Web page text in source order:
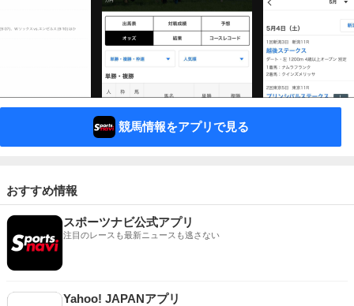
競馬情報をアプリで見る
おすすめ情報
スポーツナビ公式アプリ
注目のレースも最新ニュースも逃さない
Yahoo! JAPANアプリ